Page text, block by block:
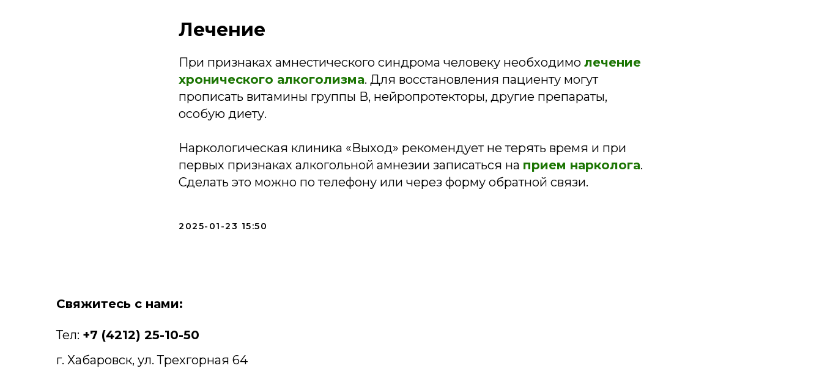
Лечение
При признаках амнестического синдрома человеку необходимо лечение
хронического алкоголизма. Для восстановления пациенту могут
прописать витамины группы В, нейропротекторы, другие препараты,
особую диету.
Наркологическая клиника «Выход» рекомендует не терять время и при
первых признаках алкогольной амнезии записаться на прием нарколога.
Сделать это можно по телефону или через форму обратной связи.
2025-01-23 15:50
Свяжитесь с нами:
Тел: +7 (4212) 25-10-50
г. Хабаровск, ул. Трехгорная 64